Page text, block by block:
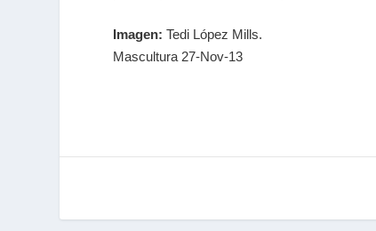
Imagen: Tedi López Mills.
Mascultura 27-Nov-13